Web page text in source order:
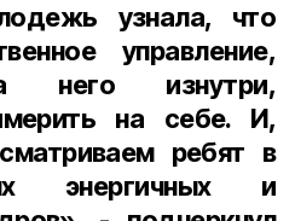
узнала, что
управление,
него изнутри,
на себе. И,
ребят в
энергичных и